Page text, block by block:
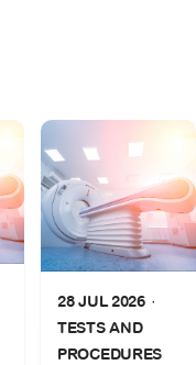
28 JUL 2026
TESTS AND
PROCEDURES